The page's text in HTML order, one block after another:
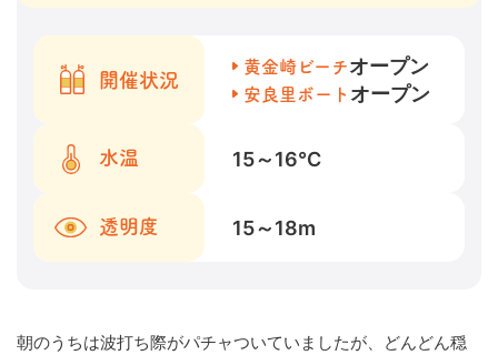
開催状況
黄金崎ビーチオープン
安良里ボート オープン
水温 15～16℃
透明度 15～18m
朝のうちは波打ち際がパチャついていましたが、どんどん穏